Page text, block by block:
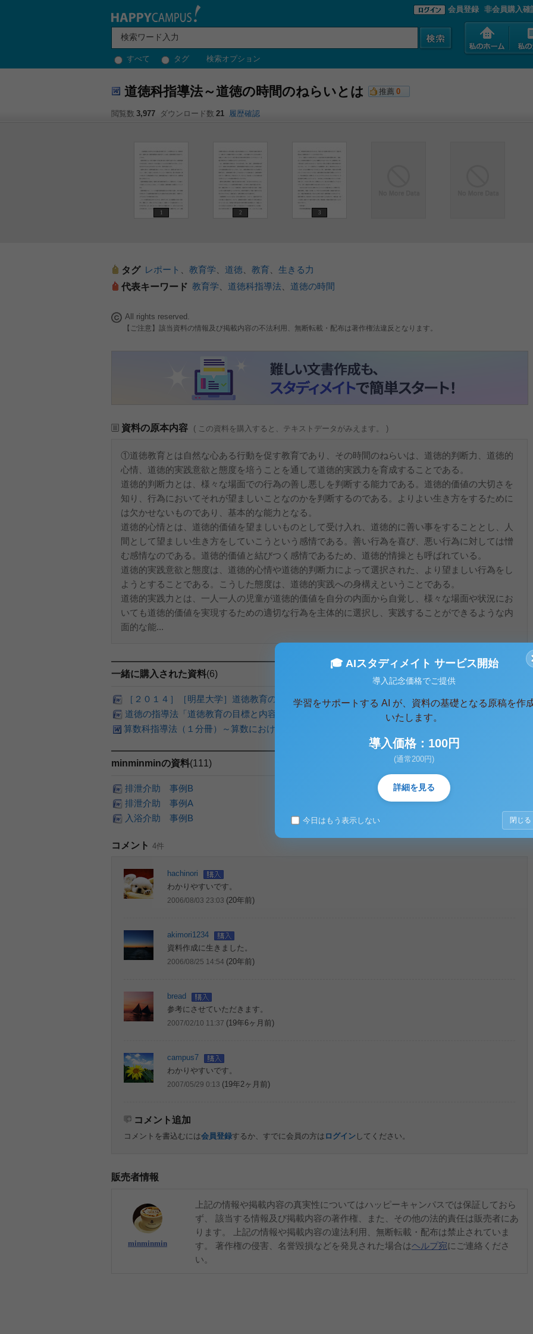
すべて タグ 検索オプション
会員登録 非会員購入確
道徳科指導法～道徳の時間のねらいとは 推薦 0
閲覧数 3,977 ダウンロード数 21 履歴確認
1 2 3
タグ レポート 教育学 道徳 教育
生きる力
代表キーワード 教育学 道徳科指導法 道徳の時間
All rights reserved.
【ご注意】該当資料の情報及び掲載内容の不法利用、無断転載・配布は著作権法違反となります。
資料の原本内容 ( この資料を購入すると、テキストデータがみえます。 )
①道徳教育とは自然な心ある行動を促す教育であり、その時間のねらいは、道徳的判断力、道徳的
心情、道徳的実践意欲と態度を培うことを通して道徳的実践力を育成することである。
道徳的判断力とは、様々な場面での行為の善し悪しを判断する能力である。道徳的価値の大切さを
知り、行為においてそれが望ましいことなのかを判断するのである。よりよい生き方をするために
は欠かせないものであり、基本的な能力となる。
道徳的心情とは、道徳的価値を望ましいものとして受け入れ、道徳的に善い事をすることとし、人
間として望ましい生き方をしていこうという感情である。善い行為を喜び、悪い行為に対しては憎
む感情なのである。道徳的価値と結びつく感情であるため、道徳的情操とも呼ばれている。
道徳的実践意欲と態度は、道徳的心情や道徳的判断力によって選択された、より望ましい行為をし
ようとすることである。こうした態度は、道徳的実践への身構えということである。
道徳的実践力とは、一人一人の児童が道徳的価値を自分の内面から自覚し、様々な場面や状況にお
いても道徳的価値を実現するための適切な行為を主体的に選択し、実践することができるような内
面的な能...
一緒に購入された資料(6)
［２０１４］［明星大学］道徳教育の指導法(小学校) 合格レポート １単位目
道徳の指導法「道徳教育の目標と内容」【玉川大学】
算数科指導法（１分冊）～算数における問題解決学習～
minminminの資料(111)
排泄介助 事例B
排泄介助 事例A
入浴介助 事例B
コメント 4件
hachinori
わかりやすいです。
2006/08/03 23:03 (20年前)
akimori1234
資料作成に生きました。
2006/08/25 14:54 (20年前)
bread
参考にさせていただきます。
2007/02/10 11:37 (19年6ヶ月前)
campus7
わかりやすいです。
2007/05/29 0:13 (19年2ヶ月前)
コメント追加
コメントを書込むには会員登録するか、すでに会員の方は ログイン してください。
販売者情報
minminmin
上記の情報や掲載内容の真実性についてはハッピーキャンパスでは保証しておら
ず、 該当する情報及び掲載内容の著作権、また、その他の法的責任は販売者にあ
ります。 上記の情報や掲載内容の違法利用、無断転載・配布は禁止されていま
す。 著作権の侵害、名誉毀損などを発見された場合はヘルプ宛にご連絡くださ
い。
🎓 AIスタディメイト サービス開始
導入記念価格でご提供
学習をサポートする AI が、資料の基礎となる原稿を作
いたします。
導入価格：100円
(通常200円)
詳細を見る
今日はもう表示しない 閉じる